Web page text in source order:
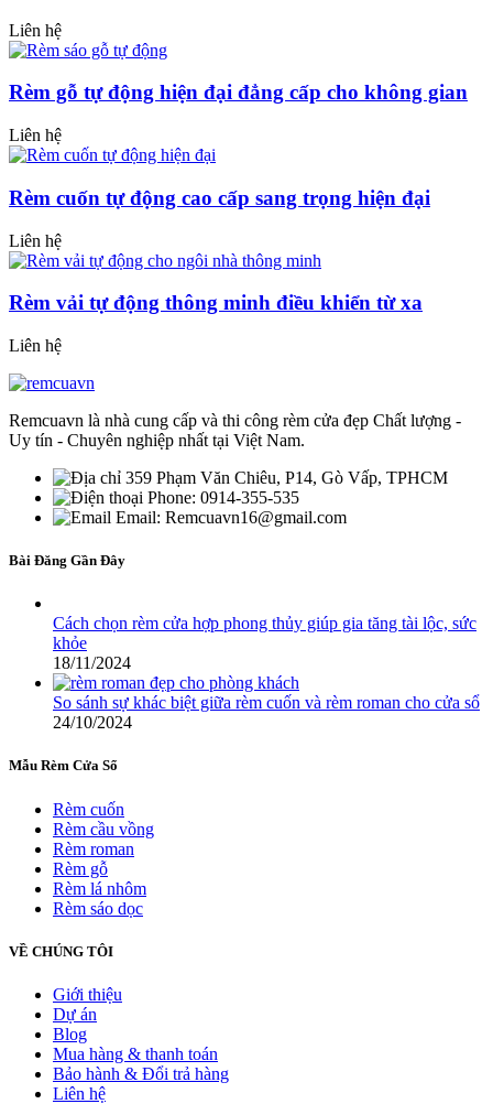
Liên hệ
Rèm gỗ tự động hiện đại đẳng cấp cho không gian
Liên hệ
Rèm cuốn tự động cao cấp sang trọng hiện đại
Liên hệ
Rèm vải tự động thông minh điều khiển từ xa
Liên hệ
Remcuavn là nhà cung cấp và thi công rèm cửa đẹp Chất lượng -
Uy tín - Chuyên nghiệp nhất tại Việt Nam.
359 Phạm Văn Chiêu, P14, Gò Vấp, TPHCM
Phone: 0914-355-535
Email: Remcuavn16@gmail.com
Bài Đăng Gần Đây
Cách chọn rèm cửa hợp phong thủy giúp gia tăng tài lộc, sức
khỏe
18/11/2024
So sánh sự khác biệt giữa rèm cuốn và rèm roman cho cửa sổ
24/10/2024
Mẫu Rèm Cửa Sổ
Rèm cuốn
Rèm cầu vồng
Rèm roman
Rèm gỗ
Rèm lá nhôm
Rèm sáo dọc
VỀ CHÚNG TÔI
Giới thiệu
Dự án
Blog
Mua hàng & thanh toán
Bảo hành & Đổi trả hàng
Liên hệ